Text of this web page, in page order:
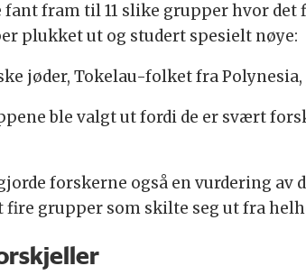
fant fram til 11 slike grupper hvor det
plukket ut og studert spesielt nøye:
jøder, Tokelau-folket fra
ble valgt ut fordi de er svært
forskerne også en vurdering av
fire grupper som skilte seg ut fra